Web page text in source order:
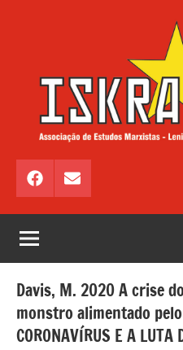
conteúdo
ISKRA
de
Estudos
Marxistas
–
Facebook
Email
Davis, M. 2020 A crise
monstro alimentado
CORONAVÍRUS E A LUTA